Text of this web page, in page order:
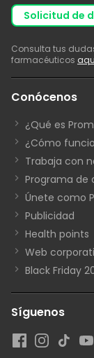
solicitud de
Consulta tus
farmacéuticos
Conócenos
¿Qué es
¿Cómo
Trabaja con
Programa de
Únete como
Publicidad
Health points
Web
Black Friday
Síguenos